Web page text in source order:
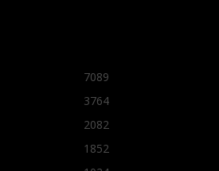
7089
3764
2082
1852